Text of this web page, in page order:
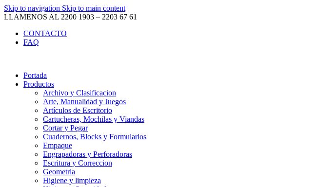
Skip to navigation Skip to main content
LLAMENOS AL 2200 1903 – 2203 67 61
CONTACTO
FAQ
Portada
Productos
Archivo y Clasificacion
Arte, Manualidad y Juegos
Artículos de Escritorio
Cartucheras, Mochilas y Viandas
Cortar y Pegar
Cuadernos, Blocks y Formularios
Empaque
Engrapadoras y Perforadoras
Escritura y Correccion
Geometria
Higiene y limpieza